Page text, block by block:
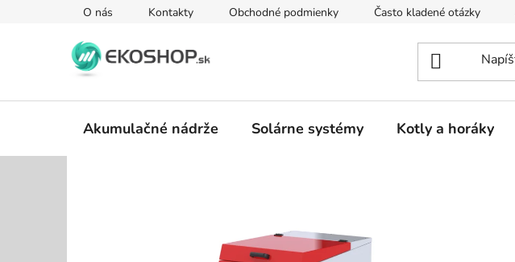
O nás Kontakty Obchodné podmienky Často kladené otázky
Akumulačné nádrže Solárne systémy Kotly a horáky